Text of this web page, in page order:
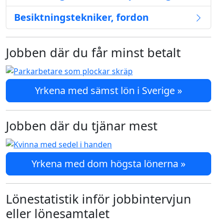
Besiktningstekniker, fordon
Jobben där du får minst betalt
Yrkena med sämst lön i Sverige »
Jobben där du tjänar mest
Yrkena med dom högsta lönerna »
Lönestatistik inför jobbintervjun
eller lönesamtalet